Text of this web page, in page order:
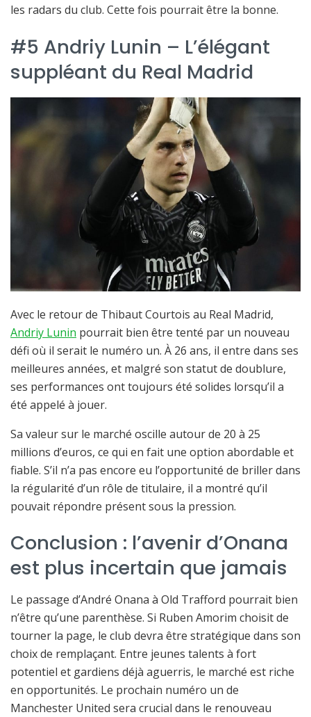
les radars du club. Cette fois pourrait être la bonne.
#5 Andriy Lunin – L’élégant
suppléant du Real Madrid
Avec le retour de Thibaut Courtois au Real Madrid,
Andriy Lunin pourrait bien être tenté par un nouveau
défi où il serait le numéro un. À 26 ans, il entre dans ses
meilleures années, et malgré son statut de doublure,
ses performances ont toujours été solides lorsqu’il a
été appelé à jouer.
Sa valeur sur le marché oscille autour de 20 à 25
millions d’euros, ce qui en fait une option abordable et
fiable. S’il n’a pas encore eu l’opportunité de briller dans
la régularité d’un rôle de titulaire, il a montré qu’il
pouvait répondre présent sous la pression.
Conclusion : l’avenir d’Onana
est plus incertain que jamais
Le passage d’André Onana à Old Trafford pourrait bien
n’être qu’une parenthèse. Si Ruben Amorim choisit de
tourner la page, le club devra être stratégique dans son
choix de remplaçant. Entre jeunes talents à fort
potentiel et gardiens déjà aguerris, le marché est riche
en opportunités. Le prochain numéro un de
Manchester United sera crucial dans le renouveau